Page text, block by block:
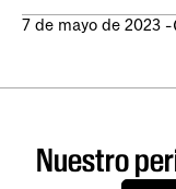
7 de mayo de 2023 -
Nuestro